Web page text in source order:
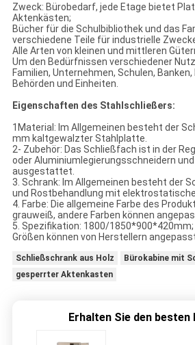
Zweck: Bürobedarf, jede Etage bietet
Aktenkästen;
Bücher für die Schulbibliothek und das
verschiedene Teile für industrielle
Alle Arten von kleinen und mittleren
Um den Bedürfnissen verschiedener
Familien, Unternehmen, Schulen,
Behörden und Einheiten.
Eigenschaften des Stahlschließers:
1Material: Im Allgemeinen besteht der
mm kaltgewalzter Stahlplatte.
2- Zubehör: Das Schließfach ist in der
oder Aluminiumlegierungsschneidern
ausgestattet.
3. Schrank: Im Allgemeinen besteht der
und Rostbehandlung mit
4. Farbe: Die allgemeine Farbe des
grauweiß, andere Farben können
5. Spezifikation: 1800/
Größen können von Herstellern
Schließschrank aus Holz
Bürokabine mit
gesperrter Aktenkasten
Erhalten Sie den